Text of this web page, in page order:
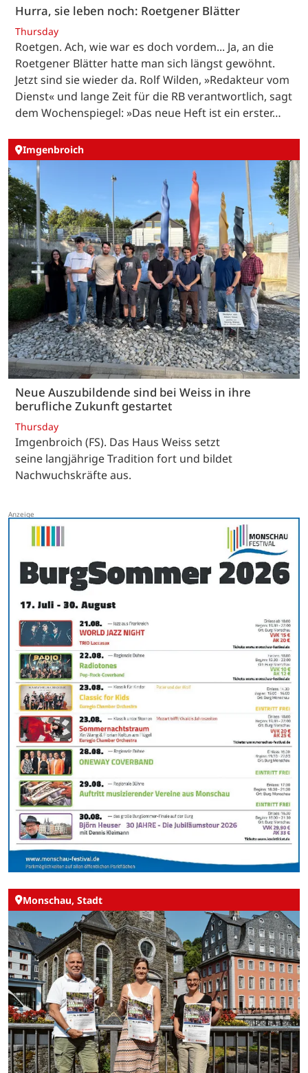
Hurra, sie leben noch: Roetgener Blätter
Thursday
Roetgen. Ach, wie war es doch vordem... Ja, an die
Roetgener Blätter hatte man sich längst gewöhnt.
Jetzt sind sie wieder da. Rolf Wilden, »Redakteur vom
Dienst« und lange Zeit für die RB verantwortlich, sagt
dem Wochenspiegel: »Das neue Heft ist ein erster…
Imgenbroich
Neue Auszubildende sind bei Weiss in ihre
berufliche Zukunft gestartet
Thursday
Imgenbroich (FS). Das Haus Weiss setzt
seine langjährige Tradition fort und bildet
Nachwuchskräfte aus.
Monschau, Stadt